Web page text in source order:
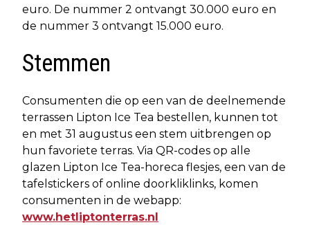
euro. De nummer 2 ontvangt 30.000 euro en
de nummer 3 ontvangt 15.000 euro.
Stemmen
Consumenten die op een van de deelnemende
terrassen Lipton Ice Tea bestellen, kunnen tot
en met 31 augustus een stem uitbrengen op
hun favoriete terras. Via QR-codes op alle
glazen Lipton Ice Tea-horeca flesjes, een van de
tafelstickers of online doorkliklinks, komen
consumenten in de webapp:
www.hetliptonterras.nl